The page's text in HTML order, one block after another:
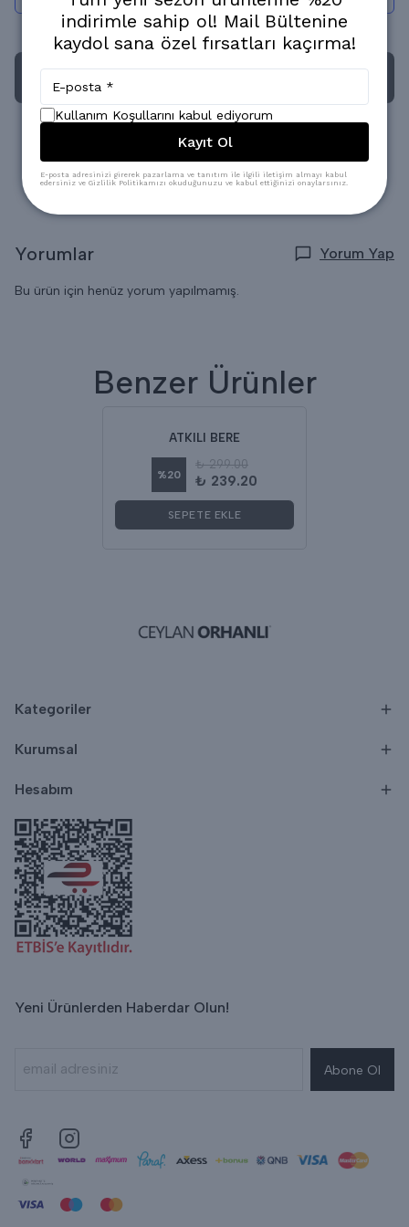
Son 24 saatte
Son 24 saatte8adet satıldı
Yorumlar Yorum Yap
Bu ürün için henüz yorum yapılmamış.
Benzer Ürünler
ATKILI BERE
%20
₺ 299.00
₺ 239.20
SEPETE EKLE
Kategoriler
Kurumsal
Hesabım
Yeni Ürünlerden Haberdar Olun!
Abone Ol
indirimle sahip ol! Mail Bültenine
kaydol sana özel fırsatları kaçırma!
Kullanım Koşullarını kabul ediyorum
Kayıt Ol
E-posta adresinizi girerek pazarlama ve tanıtım ile ilgili iletişim almayı kabul
edersiniz ve Gizlilik Politikamızı okuduğunuzu ve kabul ettiğinizi onaylarsınız.